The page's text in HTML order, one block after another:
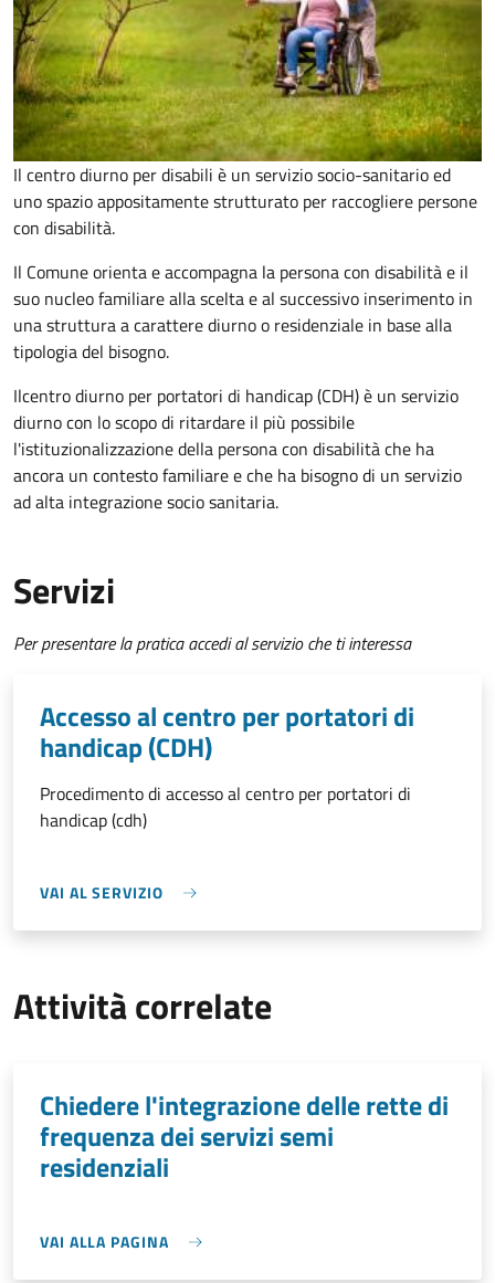
Il centro diurno per disabili è un servizio socio-sanitario ed
uno spazio appositamente strutturato per raccogliere persone
con disabilità.
Il Comune orienta e accompagna la persona con disabilità e il
suo nucleo familiare alla scelta e al successivo inserimento in
una struttura a carattere diurno o residenziale in base alla
tipologia del bisogno.
Ilcentro diurno per portatori di handicap (CDH) è un servizio
diurno con lo scopo di ritardare il più possibile
l'istituzionalizzazione della persona con disabilità che ha
ancora un contesto familiare e che ha bisogno di un servizio
ad alta integrazione socio sanitaria.
Servizi
Per presentare la pratica accedi al servizio che ti interessa
Accesso al centro per portatori di
handicap (CDH)
Procedimento di accesso al centro per portatori di
handicap (cdh)
VAI AL SERVIZIO
Attività correlate
Chiedere l'integrazione delle rette di
frequenza dei servizi semi
residenziali
VAI ALLA PAGINA